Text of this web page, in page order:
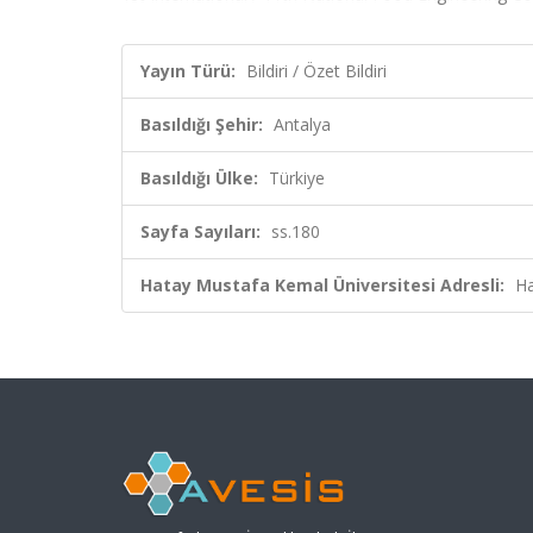
Yayın Türü: Bildiri / Özet Bildiri
Basıldığı Şehir: Antalya
Basıldığı Ülke: Türkiye
Sayfa Sayıları: ss.180
Hatay Mustafa Kemal Üniversitesi Adresli: